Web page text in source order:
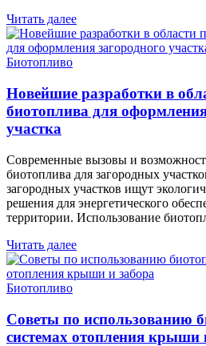
Читать далее
Биотопливо
Новейшие разработки в
биотоплива для
участка
Современные вызовы и
биотоплива для загородных
загородных участков ищут
решения для энергетического
территории. Использование
Читать далее
Биотопливо
Советы по использованию
системах отопления крыши